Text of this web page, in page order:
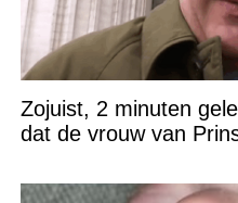
Zojuist, 2 minuten
dat de vrouw van